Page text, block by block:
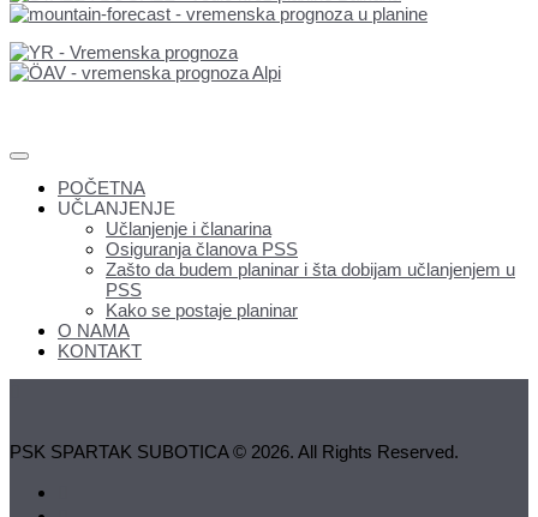
POČETNA
UČLANJENJE
Učlanjenje i članarina
Osiguranja članova PSS
Zašto da budem planinar i šta dobijam učlanjenjem u
PSS
Kako se postaje planinar
O NAMA
KONTAKT
PSK SPARTAK SUBOTICA © 2026. All Rights Reserved.